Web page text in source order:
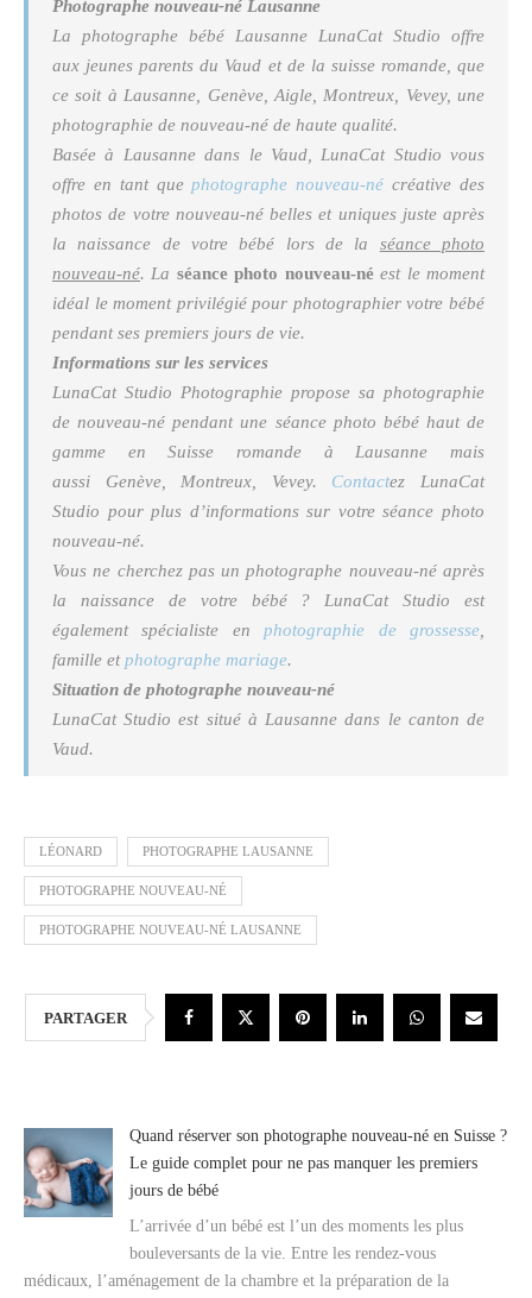
Photographe nouveau-né Lausanne
La photographe bébé Lausanne LunaCat Studio offre
aux jeunes parents du Vaud et de la suisse romande, que
ce soit à Lausanne, Genève, Aigle, Montreux, Vevey, une
photographie de nouveau-né de haute qualité.
Basée à Lausanne dans le Vaud, LunaCat Studio vous
offre en tant quephotographe nouveau-né créative des
photos de votre nouveau-né belles et uniques juste après
la naissance de votre bébé lors de la séance photo
nouveau-né. La séance photo nouveau-néest le moment
idéal le moment privilégié pour photographier votre bébé
pendant ses premiers jours de vie.
Informations sur les services
LunaCat Studio Photographie propose sa photographie
de nouveau-né pendant une séance photo bébé haut de
gamme en Suisse romande à Lausanne mais
aussi Genève, Montreux, Vevey. Contactez LunaCat
Studio pour plus d’informations sur votre séance photo
nouveau-né.
Vous ne cherchez pas un photographe nouveau-né après
la naissance de votre bébé ? LunaCat Studio est
également spécialiste enphotographie de grossesse,
famille etphotographe mariage.
Situation de photographe nouveau-né
LunaCat Studio est situé à Lausanne dans le canton de
Vaud.
LÉONARD PHOTOGRAPHE LAUSANNE
PHOTOGRAPHE NOUVEAU-NÉ
PHOTOGRAPHE NOUVEAU-NÉ LAUSANNE
PARTAGER
Quand réserver son photographe nouveau-né en Suisse ?
Le guide complet pour ne pas manquer les premiers
jours de bébé
L’arrivée d’un bébé est l’un des moments les plus
bouleversants de la vie. Entre les rendez-vous
médicaux, l’aménagement de la chambre et la préparation de la